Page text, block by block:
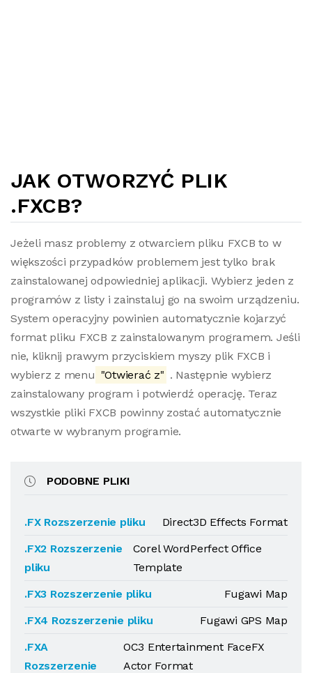
JAK OTWORZYĆ PLIK
.FXCB?
Jeżeli masz problemy z otwarciem pliku FXCB to w
większości przypadków problemem jest tylko brak
zainstalowanej odpowiedniej aplikacji. Wybierz jeden z
programów z listy i zainstaluj go na swoim urządzeniu.
System operacyjny powinien automatycznie kojarzyć
format pliku FXCB z zainstalowanym programem. Jeśli
nie, kliknij prawym przyciskiem myszy plik FXCB i
wybierz z menu "Otwierać z" . Następnie wybierz
zainstalowany program i potwierdź operację. Teraz
wszystkie pliki FXCB powinny zostać automatycznie
otwarte w wybranym programie.
PODOBNE PLIKI
.FX Rozszerzenie pliku
Direct3D Effects Format
.FX2 Rozszerzenie
pliku
Corel WordPerfect Office
Template
.FX3 Rozszerzenie pliku
Fugawi Map
.FX4 Rozszerzenie pliku
Fugawi GPS Map
.FXA
Rozszerzenie
OC3 Entertainment FaceFX
Actor Format